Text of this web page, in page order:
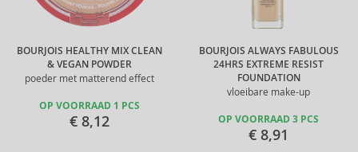
BOURJOIS HEALTHY MIX CLEAN
& VEGAN POWDER
poeder met matterend effect
OP VOORRAAD 1 PCS
€ 8,12
BOURJOIS ALWAYS FABULOUS
24HRS EXTREME RESIST
FOUNDATION
vloeibare make-up
OP VOORRAAD 3 PCS
€ 8,91